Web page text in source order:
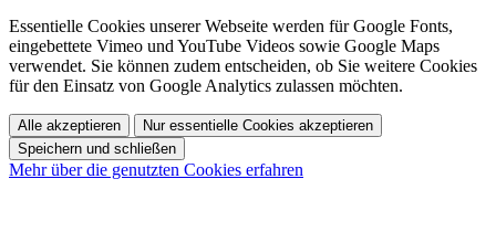
Essentielle Cookies unserer Webseite werden für Google Fonts,
eingebettete Vimeo und YouTube Videos sowie Google Maps
verwendet. Sie können zudem entscheiden, ob Sie weitere Cookies
für den Einsatz von Google Analytics zulassen möchten.
Alle akzeptieren
Nur essentielle Cookies akzeptieren
Speichern und schließen
Mehr über die genutzten Cookies erfahren